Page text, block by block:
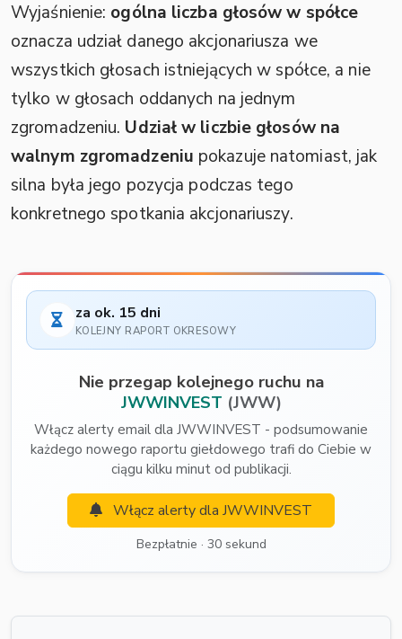
Wyjaśnienie: ogólna liczba głosów w spółce
oznacza udział danego akcjonariusza we
wszystkich głosach istniejących w spółce, a nie
tylko w głosach oddanych na jednym
zgromadzeniu. Udział w liczbie głosów na
walnym zgromadzeniu pokazuje natomiast, jak
silna była jego pozycja podczas tego
konkretnego spotkania akcjonariuszy.
za ok. 15 dni
KOLEJNY RAPORT OKRESOWY
Nie przegap kolejnego ruchu na
JWWINVEST (JWW)
Włącz alerty email dla JWWINVEST - podsumowanie
każdego nowego raportu giełdowego trafi do Ciebie w
ciągu kilku minut od publikacji.
Włącz alerty dla JWWINVEST
Bezpłatnie · 30 sekund